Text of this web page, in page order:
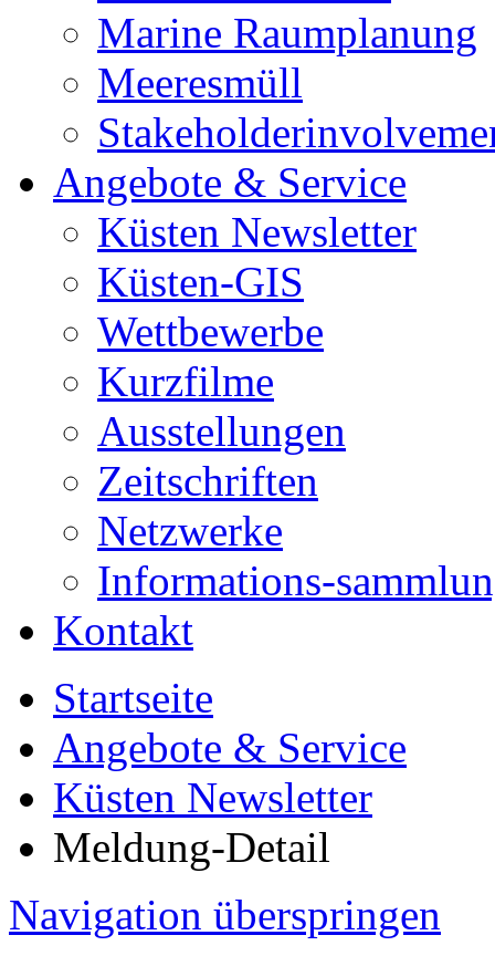
Marine Raumplanung
Meeresmüll
Angebote & Service
Küsten Newsletter
Küsten-GIS
Wettbewerbe
Kurzfilme
Ausstellungen
Zeitschriften
Netzwerke
Informations-
Kontakt
Startseite
Angebote & Service
Küsten Newsletter
Meldung-Detail
Navigation überspringen